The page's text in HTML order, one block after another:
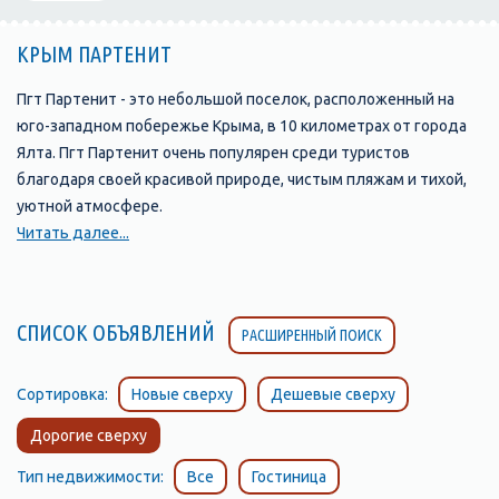
КРЫМ ПАРТЕНИТ
Пгт Партенит - это небольшой поселок, расположенный на
юго-западном побережье Крыма, в 10 километрах от города
Ялта. Пгт Партенит очень популярен среди туристов
благодаря своей красивой природе, чистым пляжам и тихой,
уютной атмосфере.
для отдыха и развлечений: водные виды спорта, зонты и
лежаки, кафе и рестораны, а также различные развлечения
Достопримечательности Пгт Партенита включают в себя
замок Гагариных, построенный в XIX веке в средневековом
стиле. Замок находится на горе и представляет собой
Читать далее...
СПИСОК ОБЪЯВЛЕНИЙ РАСШИРЕННЫЙ ПОИСК
Сортировка: Новые сверху Дешевые сверху
Дорогие сверху
Тип недвижимости: Все Гостиница